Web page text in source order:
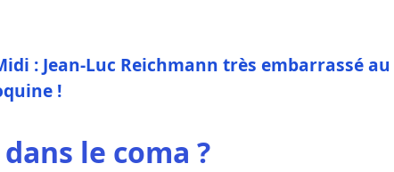
: Jean-Luc Reichmann très embarrassé au
!
le coma ?